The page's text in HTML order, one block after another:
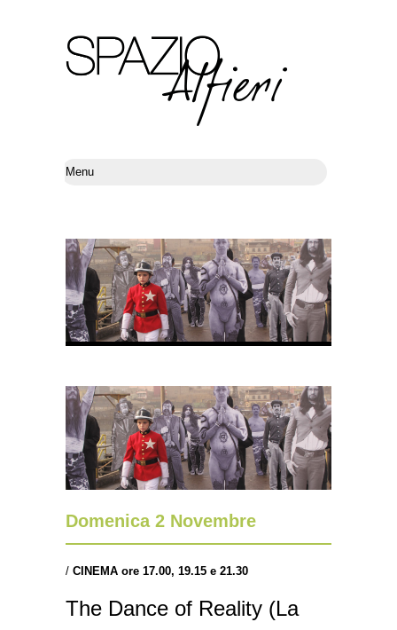
Domenica 2 Novembre
/ CINEMA ore 17.00, 19.15 e 21.30
The Dance of Reality (La